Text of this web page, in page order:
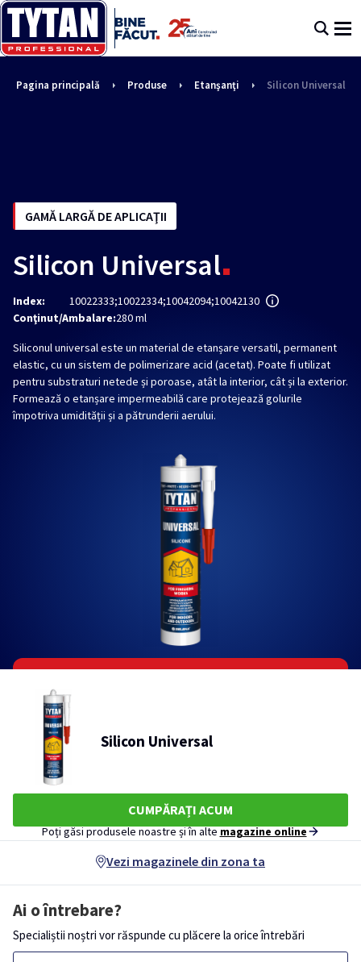
Pagina principală Produse Etanşanţi Silicon Universal
GAMĂ LARGĂ DE APLICAŢII
Silicon Universal
Index:
10022333;10022334;10042094;10042130
Conţinut/Ambalare:280 ml
Siliconul universal este un material de etanșare versatil, permanent
elastic, cu un sistem de polimerizare acid (acetat). Poate fi utilizat
pentru substraturi netede și poroase, atât la interior, cât și la exterior.
Formează o etanșare impermeabilă care protejează golurile
împotriva umidității și a pătrunderii aerului.
Silicon Universal
CUMPĂRAȚI ACUM
Poți găsi produsele noastre și în altemagazine online
Vezi magazinele din zona ta
Ai o întrebare?
Specialiștii noștri vor răspunde cu plăcere la orice întrebări